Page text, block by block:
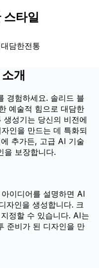
스타일
대담한전통
개
경험하세요. 솔리드 블
예술적 힘으로 대담한
성기는 당신의 비전에
인을 만드는 데 특화되
추가든, 고급 AI 기술
을 보장합니다.
이디어를 설명하면 AI
자인을 생성합니다. 크
정할 수 있습니다. AI는
준비가 된 디자인을 만